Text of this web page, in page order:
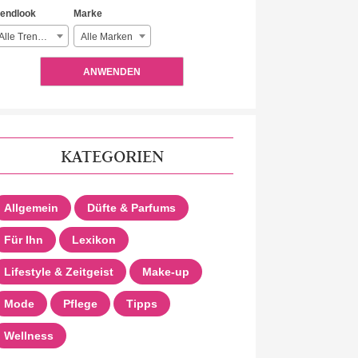
Alle Trendlooks
Marke
Alle Marken
ANWENDEN
KATEGORIEN
Allgemein Düfte & Parfums
Für Ihn Lexikon
Lifestyle & Zeitgeist Make-up
Mode Pflege Tipps
Wellness